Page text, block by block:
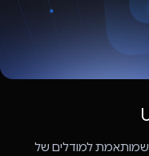
הטמעת עזרה בקוד פתוח לפלאגין של Unity שמותאמת למודלים של